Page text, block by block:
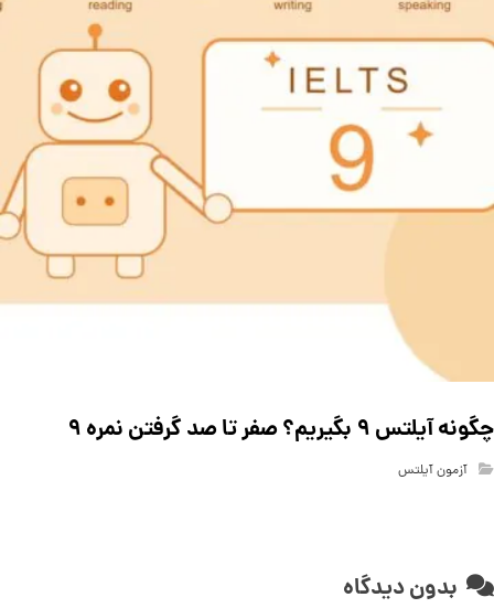
چگونه آیلتس ۹ بگیریم؟ صفر تا صد گرفتن نمره ۹
آزمون آیلتس
بدون دیدگاه